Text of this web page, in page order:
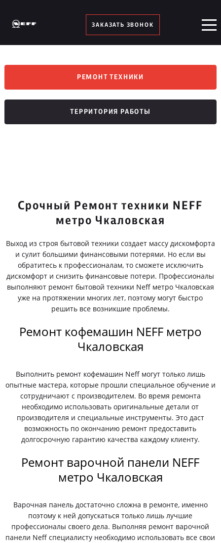
ЗАКАЗАТЬ ЗВОНОК
РЕМОНТ ТЕХНИКИ
ТЕРРИТОРИЯ РАБОТЫ
Срочный Ремонт техники NEFF
метро Чкаловская
Выход из строя бытовой техники создает массу дискомфорта
и сулит большими финансовыми потерями. Но если вы
обратитесь к профессионалам, то сможете исключить
дискомфорт и снизить финансовые потери. Профессионалы
выполняют ремонт бытовой техники Neff метро Чкаловская
уже на протяжении многих лет, поэтому могут быстро
решить все возникшие проблемы.
Ремонт кофемашин NEFF метро
Чкаловская
Выполнить ремонт кофемашин Neff могут только лишь
опытные мастера, которые прошли специальное обучение и
сотрудничают с производителем. Во время ремонта
необходимо использовать оригинальные детали от
производителя и специальные инструменты. Это даст
возможность по окончанию ремонт предоставить
долгосрочную гарантию качества каждому клиенту.
Ремонт варочной панели NEFF
метро Чкаловская
Варочная панель достаточно сложна в ремонте, именно
поэтому к ней допускаться только лишь лучшие
профессионалы своего дела. Выполняя ремонт варочной
панели Neff специалисту необходимо использовать все свои